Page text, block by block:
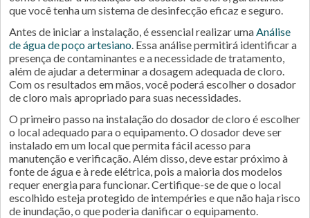
que você tenha um sistema de desinfecção eficaz e seguro.
Antes de iniciar a instalação, é essencial realizar umaAnálise
de água de poço artesiano. Essa análise permitirá identificar a
presença de contaminantes e a necessidade de tratamento,
além de ajudar a determinar a dosagem adequada de cloro.
Com os resultados em mãos, você poderá escolher o dosador
de cloro mais apropriado para suas necessidades.
O primeiro passo na instalação do dosador de cloro é escolher
o local adequado para o equipamento. O dosador deve ser
instalado em um local que permita fácil acesso para
manutenção e verificação. Além disso, deve estar próximo à
fonte de água e à rede elétrica, pois a maioria dos modelos
requer energia para funcionar. Certifique-se de que o local
escolhido esteja protegido de intempéries e que não haja risco
de inundação, o que poderia danificar o equipamento.